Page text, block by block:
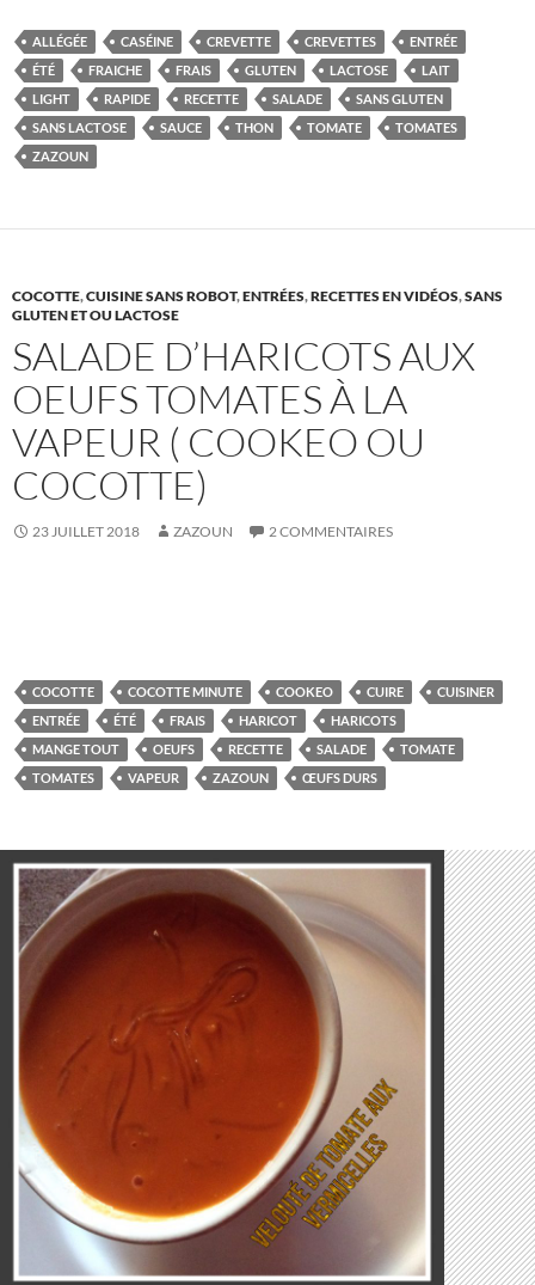
tomates
aux
crevettes
et
ALLÉGÉE CASÉINE CREVETTE CREVETTES
ENTRÉE
ÉTÉ
FRAICHE FRAIS GLUTEN LACTOSE
LAIT
LIGHT
RAPIDE RECETTE SALADE
SANS GLUTEN
SANS LACTOSE
SAUCE THON TOMATE
TOMATES
ZAZOUN
COCOTTE,CUISINE SANS ROBOT,ENTRÉES,RECETTES EN VIDÉOS,SANS
GLUTEN ET OU LACTOSE
SALADE D’HARICOTS AUX
OEUFS TOMATES À LA
VAPEUR ( COOKEO OU
COCOTTE)
23 JUILLET 2018 ZAZOUN 2 COMMENTAIRES
COCOTTE COCOTTE MINUTE COOKEO CUIRE
CUISINER
ENTRÉE
ÉTÉ FRAIS HARICOT
HARICOTS
MANGE TOUT
OEUFS RECETTE SALADE
TOMATE
TOMATES
VAPEUR ZAZOUN ŒUFS DURS